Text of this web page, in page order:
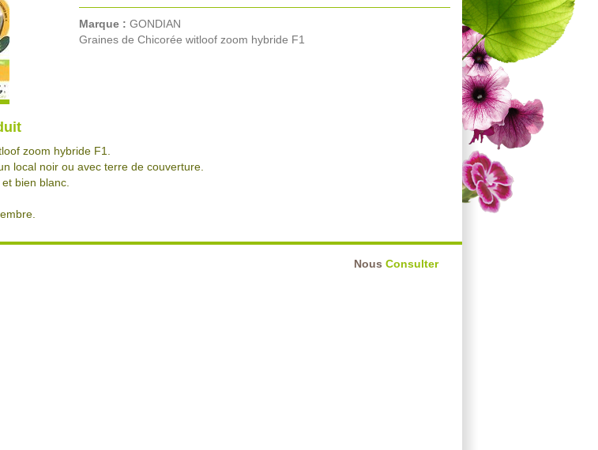
Marque : GONDIAN
Graines de Chicorée witloof zoom hybride F1
zoom hybride F1.
local noir ou avec terre de couverture.
bien blanc.
Nous Consulter